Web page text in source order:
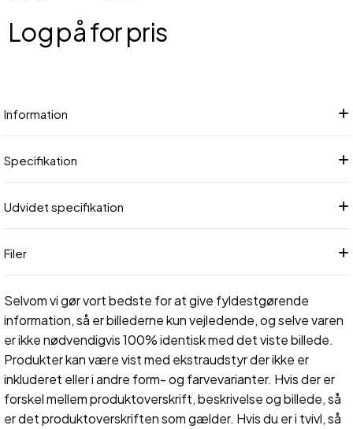
Log på for pris
Information
Specifikation
Udvidet specifikation
Filer
Selvom vi gør vort bedste for at give fyldestgørende
information, så er billederne kun vejledende, og selve varen
er ikke nødvendigvis 100% identisk med det viste billede.
Produkter kan være vist med ekstraudstyr der ikke er
inkluderet eller i andre form- og farvevarianter. Hvis der er
forskel mellem produktoverskrift, beskrivelse og billede, så
er det produktoverskriften som gælder. Hvis du er i tvivl, så